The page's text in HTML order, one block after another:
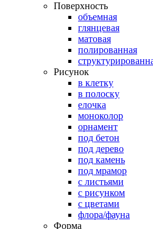
Поверхность
объемная
глянцевая
матовая
полированная
Рисунок
в клетку
в полоску
елочка
моноколор
орнамент
под бетон
под дерево
под камень
под мрамор
с листьями
с рисунком
с цветами
флора/фауна
Форма